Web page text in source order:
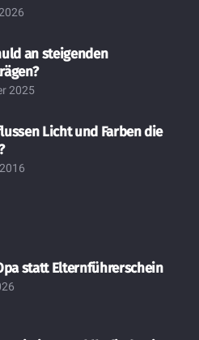
an steigenden
2025
Licht und Farben die
statt Elternführerschein